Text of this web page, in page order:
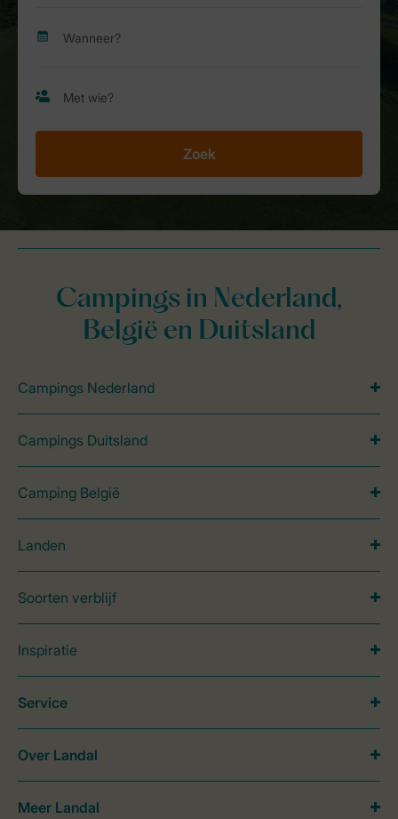
Zoek
Campings in Nederland,
België en Duitsland
Campings Nederland
Campings Duitsland
Camping België
Landen
Soorten verblijf
Inspiratie
Service
Over Landal
Meer Landal